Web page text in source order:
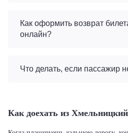
Как оформить возврат
онлайн?
Что делать, если пассажир
Как доехать из